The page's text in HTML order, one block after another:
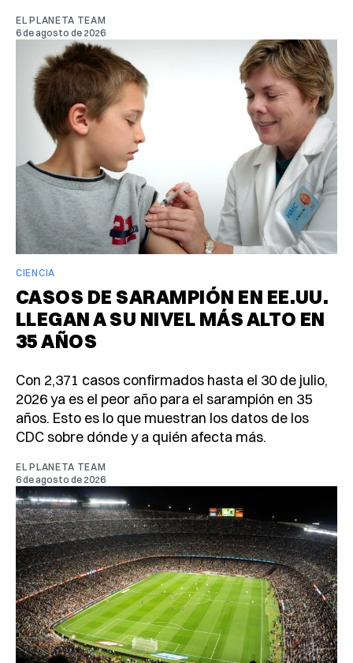
EL PLANETA TEAM
6 de agosto de 2026
CIENCIA
CASOS DE SARAMPIÓN EN EE.UU.
LLEGAN A SU NIVEL MÁS ALTO EN
35 AÑOS
Con 2,371 casos confirmados hasta el 30 de julio,
2026 ya es el peor año para el sarampión en 35
años. Esto es lo que muestran los datos de los
CDC sobre dónde y a quién afecta más.
EL PLANETA TEAM
6 de agosto de 2026